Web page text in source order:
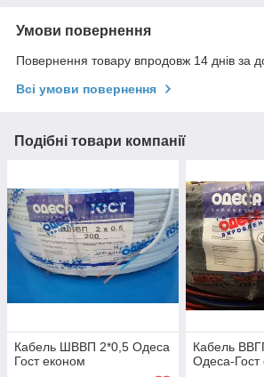
Умови повернення
Повернення товару впродовж 14 днів за
Всі умови повернення
Подібні товари компанії
Кабель ШВВП 2*0,5 Одеса
Гост економ
Кабель
Одеса-Гост